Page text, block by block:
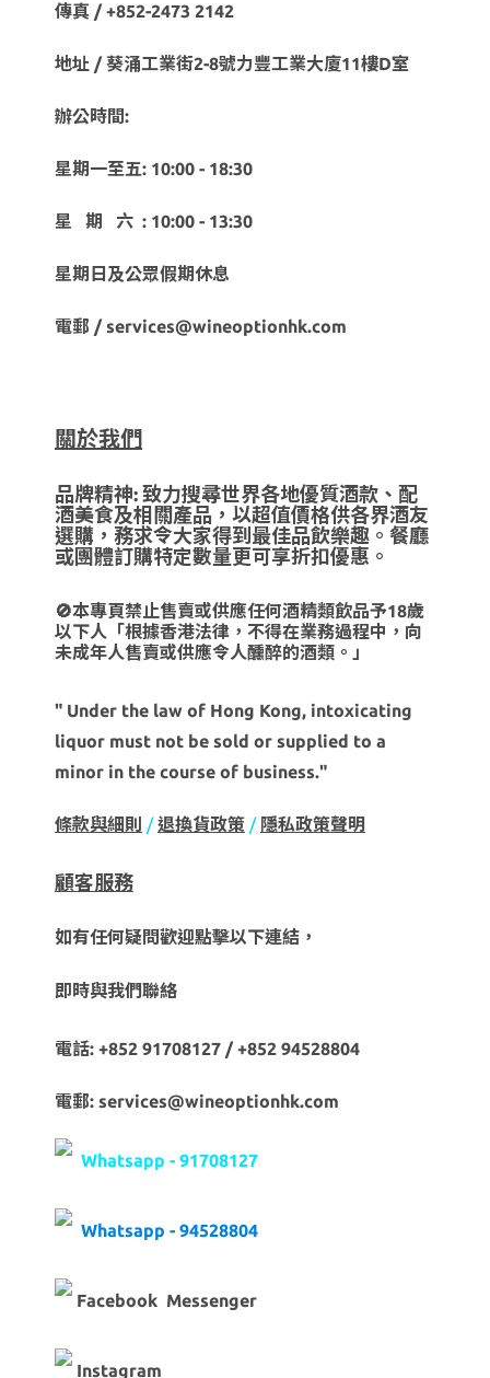
傳真 / +852-2473 2142
地址 / 葵涌工業街2-8號力豐工業大廈11樓D室
辦公時間:
星期一至五: 10:00 - 18:30
星 期 六 : 10:00 - 13:30
星期日及公眾假期休息
電郵 / services@wineoptionhk.com
關於我們
品牌精神: 致力搜尋世界各地優質酒款、配
酒美食及相關產品，以超值價格供各界酒友
選購，務求令大家得到最佳品飲樂趣。餐廳
或團體訂購特定數量更可享折扣優惠。
🚫本專頁禁止售賣或供應任何酒精類飲品予18歲
以下人「根據香港法律，不得在業務過程中，向
未成年人售賣或供應令人醺醉的酒類。」
" Under the law of Hong Kong, intoxicating
liquor must not be sold or supplied to a
minor in the course of business."
條款與細則 /退換貨政策 / 隱私政策聲明
顧客服務
如有任何疑問歡迎點擊以下連結，
即時與我們聯絡
電話: +852 91708127 / +852 94528804
電郵: services@wineoptionhk.com
Whatsapp - 91708127
Whatsapp - 94528804
Facebook Messenger
Instagram